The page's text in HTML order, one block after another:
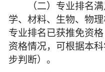
（二）专业排名满
学、材料、生物、物
专业排名已获推免资
资格情况，可根据本
步判断）。